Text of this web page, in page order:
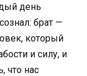
день
брат —
который
и силу, и
что нас